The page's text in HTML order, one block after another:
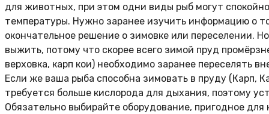
для животных, при этом одни виды рыб могут
температуры. Нужно заранее изучить информацию о
окончательное решение о зимовке или переселении.
выжить, потому что скорее всего зимой пруд
верховка, карп кои) необходимо заранее переселять
Если же ваша рыба способна зимовать в пруду (Карп,
требуется больше кислорода для дыхания, поэтому
Обязательно выбирайте оборудование, пригодное